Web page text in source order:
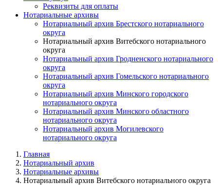
Реквизиты для оплаты
Нотариальные архивы
Нотариальный архив Брестского нотариального
округа
Нотариальный архив Витебского нотариального
округа
Нотариальный архив Гродненского нотариального
округа
Нотариальный архив Гомельского нотариального
округа
Нотариальный архив Минского городского
нотариального округа
Нотариальный архив Минского областного
нотариального округа
Нотариальный архив Могилевского
нотариального округа
Главная
Нотариальный архив
Нотариальные архивы
Нотариальный архив Витебского нотариального округа